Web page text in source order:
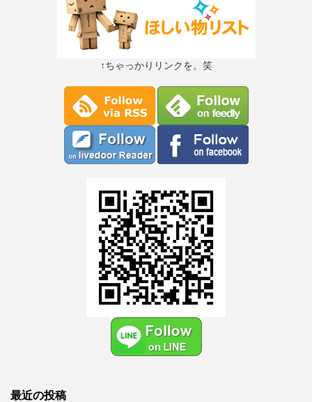
↑ちゃっかりリンクを。笑
最近の投稿